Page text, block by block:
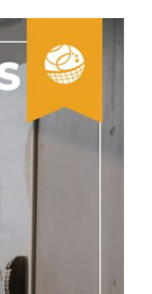
un estilo de